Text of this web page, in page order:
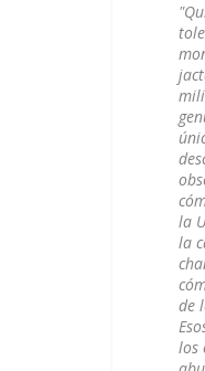
la
la
de
los